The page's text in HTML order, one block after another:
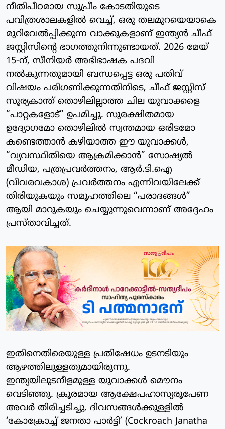
നീതിപീഠമായ സുപ്രീം കോടതിയുടെ
പവിത്രശാലകളിൽ വെച്ച്, ഒരു തലമുറയെയാകെ
മുറിവേൽപ്പിക്കുന്ന വാക്കുകളാണ് ഇന്ത്യൻ ചീഫ്
ജസ്റ്റിസിന്റെ ഭാഗത്തുനിന്നുണ്ടായത്. 2026 മേയ്
15-ന്, സീനിയർ അഭിഭാഷക പദവി
നൽകുന്നതുമായി ബന്ധപ്പെട്ട ഒരു പതിവ്
വിഷയം പരിഗണിക്കുന്നതിനിടെ, ചീഫ് ജസ്റ്റിസ്
സൂര്യകാന്ത് തൊഴിലില്ലാത്ത ചില യുവാക്കളെ
“പാറ്റകളോട്” ഉപമിച്ചു. സുരക്ഷിതമായ
ഉദ്യോഗമോ തൊഴിലിൽ സ്വന്തമായ ഒരിടമോ
കണ്ടെത്താൻ കഴിയാത്ത ഈ യുവാക്കൾ,
“വ്യവസ്ഥിതിയെ ആക്രമിക്കാൻ” സോഷ്യൽ
മീഡിയ, പത്രപ്രവർത്തനം, ആർ.ടി.ഐ
(വിവരവകാശ) പ്രവർത്തനം എന്നിവയിലേക്ക്
തിരിയുകയും സമൂഹത്തിലെ “പരാദങ്ങൾ”
ആയി മാറുകയും ചെയ്യുന്നുവെന്നാണ് അദ്ദേഹം
പ്രസ്താവിച്ചത്.
ഇതിനെതിരെയുള്ള പ്രതിഷേധം ഉടനടിയും
ആഴത്തിലുള്ളതുമായിരുന്നു.
ഇന്ത്യയിലുടനീളമുള്ള യുവാക്കൾ മൌനം
വെടിഞ്ഞു. ക്രൂരമായ ആക്ഷേപഹാസ്യരൂപേണ
അവർ തിരിച്ചടിച്ചു. ദിവസങ്ങൾക്കുള്ളിൽ
‘കോക്രോച്ച് ജനതാ പാർട്ടി’ (Cockroach Janatha